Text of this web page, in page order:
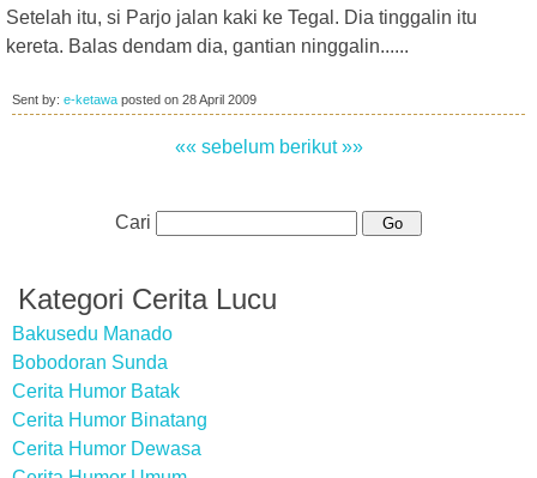
Setelah itu, si Parjo jalan kaki ke Tegal. Dia tinggalin itu
kereta. Balas dendam dia, gantian ninggalin......
Sent by: e-ketawa posted on 28 April 2009
«« sebelum berikut »»
Cari
Kategori Cerita Lucu
Bakusedu Manado
Bobodoran Sunda
Cerita Humor Batak
Cerita Humor Binatang
Cerita Humor Dewasa